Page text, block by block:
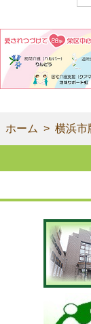
ホーム 横浜市